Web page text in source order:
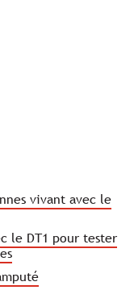
vivant avec le
le DT1 pour tester